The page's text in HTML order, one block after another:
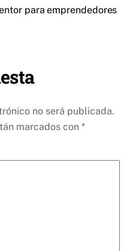
para emprendedores
no será publicada.
marcados con*